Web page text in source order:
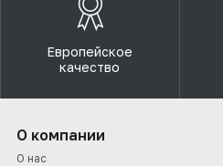
Европейское
качество
О компании
О нас